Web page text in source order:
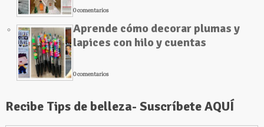
0 comentarios
Aprende cómo decorar plumas y
lapices con hilo y cuentas
0 comentarios
Recibe Tips de belleza- Suscríbete AQUÍ